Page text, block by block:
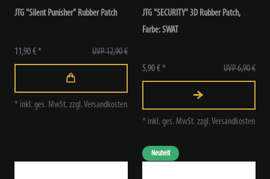
JTG "Silent Punisher" Rubber Patch
UVP 12,90 €
11,90 € *
* inkl. ges. MwSt. zzgl.Versandkosten
JTG "SECURITY" 3D Rubber Patch,
Farbe: SWAT
UVP 6,90 €
5,90 € *
* inkl. ges. MwSt. zzgl.Versandkosten
Neuheit